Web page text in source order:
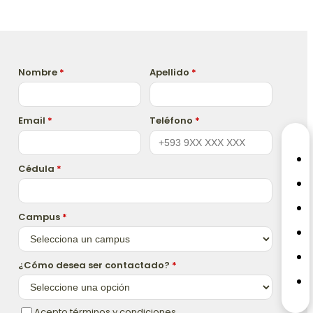
Nombre * Apellido *
Email * Teléfono *
Cédula *
Campus *
¿Cómo desea ser contactado? *